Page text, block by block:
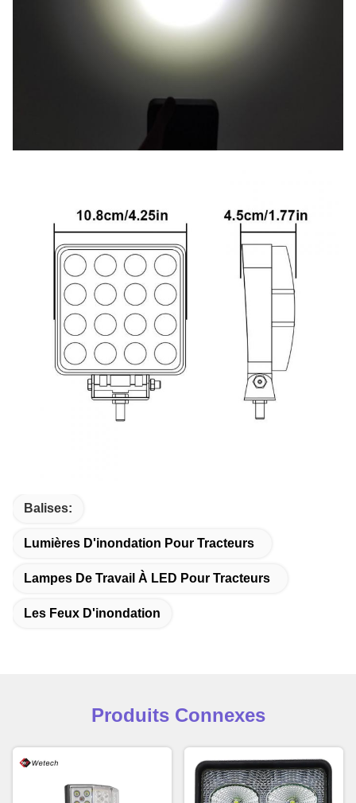
Balises:
Lumières D'inondation Pour Tracteurs
Lampes De Travail À LED Pour Tracteurs
Les Feux D'inondation
Produits Connexes